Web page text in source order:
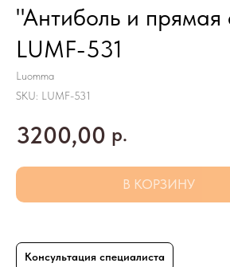
"Антиболь и прямая
LUMF-531
Luomma
SKU: LUMF-531
3200,00 р.
В КОРЗИНУ
Консультация специалиста